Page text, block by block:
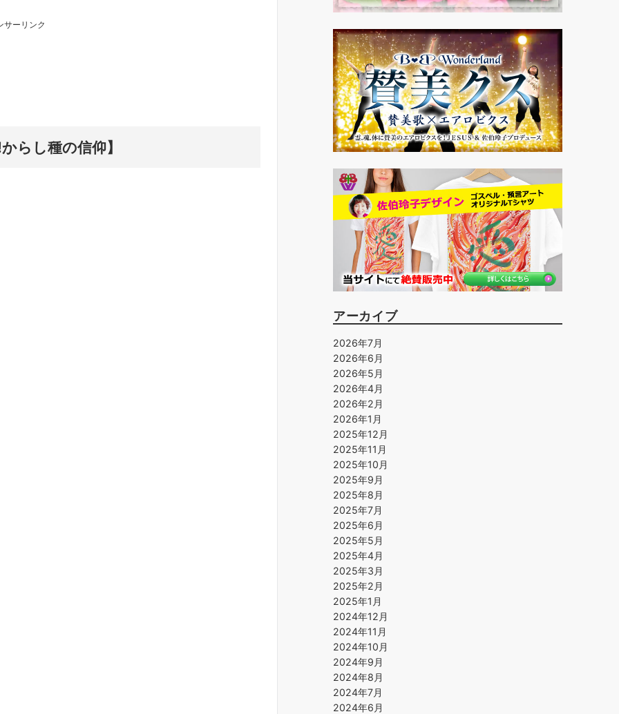
サーリンク
らし種の信仰】
アーカイブ
2026年7月
2026年6月
2026年5月
2026年4月
2026年2月
2026年1月
2025年12月
2025年11月
2025年10月
2025年9月
2025年8月
2025年7月
2025年6月
2025年5月
2025年4月
2025年3月
2025年2月
2025年1月
2024年12月
2024年11月
2024年10月
2024年9月
2024年8月
2024年7月
2024年6月